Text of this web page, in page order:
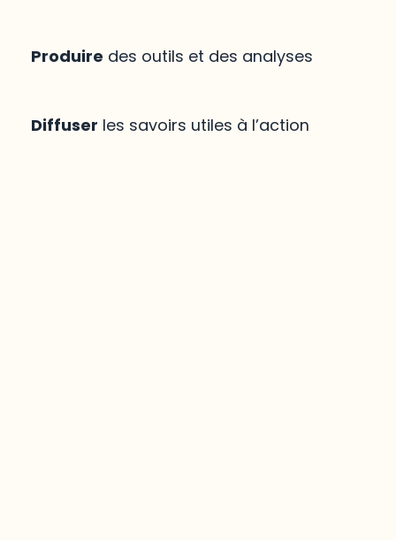
Produire des outils et des analyses
Diffuser les savoirs utiles à l’action